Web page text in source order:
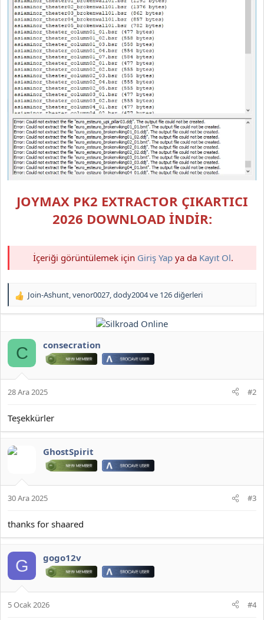
JOYMAX PK2 EXTRACTOR ÇIKARTICI
2026 DOWNLOAD İNDİR:
İçeriği görüntülemek için Giriş Yapya da Kayıt Ol.
T
i
Join-Ashunt,venor0027,dody2004ve 126 diğerleri
C consecration
28 Ara 2025 #2
Teşekkürler
GhostSpirit
30 Ara 2025 #3
thanks for shaared
G gogo12v
5 Ocak 2026 #4